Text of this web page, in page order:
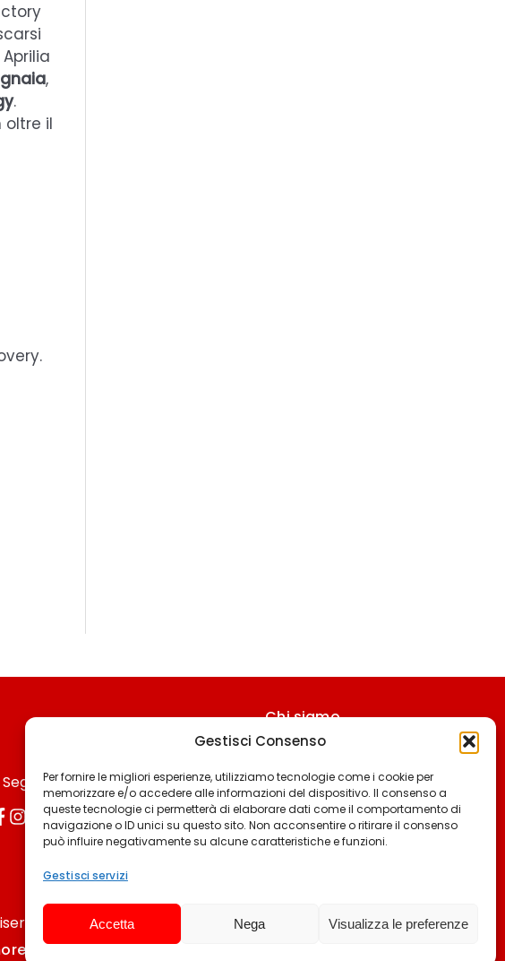
Gestisci Consenso
Per fornire le migliori esperienze, utilizziamo tecnologie come i cookie per
memorizzare e/o accedere alle informazioni del dispositivo. Il consenso a
queste tecnologie ci permetterà di elaborare dati come il comportamento di
navigazione o ID unici su questo sito. Non acconsentire o ritirare il consenso
può influire negativamente su alcune caratteristiche e funzioni.
Gestisci servizi
Accetta Nega Visualizza le preferenze
,
.
oltre il
Seguici
Chi siamo
Contattaci
Termini & Condizioni
Cookie policy
Privacy policy